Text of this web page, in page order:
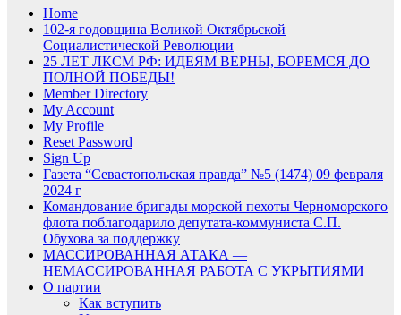
Home
102-я годовщина Великой Октябрьской
Социалистической Революции
25 ЛЕТ ЛКСМ РФ: ИДЕЯМ ВЕРНЫ, БОРЕМСЯ ДО
ПОЛНОЙ ПОБЕДЫ!
Member Directory
My Account
My Profile
Reset Password
Sign Up
Газета “Севастопольская правда” №5 (1474) 09 февраля
2024 г
Командование бригады морской пехоты Черноморского
флота поблагодарило депутата-коммуниста С.П.
Обухова за поддержку
МАССИРОВАННАЯ АТАКА —
НЕМАССИРОВАННАЯ РАБОТА С УКРЫТИЯМИ
О партии
Как вступить